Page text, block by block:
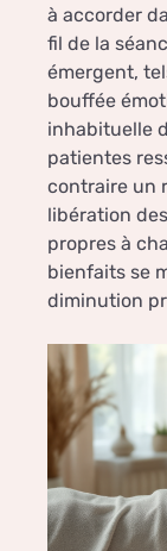
à accorder
fil de la
émergent,
bouffée
inhabituelle
patientes
contraire un
libération
propres à
bienfaits se
diminution